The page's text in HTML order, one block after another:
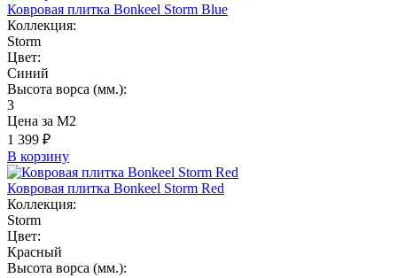
Ковровая плитка Bonkeel Storm Blue
Коллекция:
Storm
Цвет:
Синий
Высота ворса (мм.):
3
Цена за М2
1 399 ₽
В корзину
Ковровая плитка Bonkeel Storm Red
Коллекция:
Storm
Цвет:
Красный
Высота ворса (мм.):